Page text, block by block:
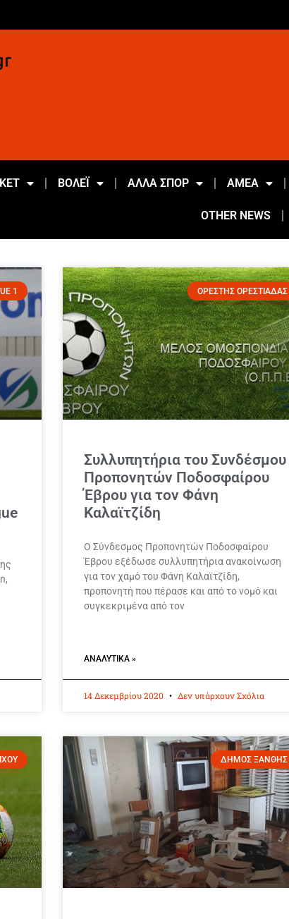
ΒΟΛΕΪ ΑΛΛΑ ΣΠΟΡ ΑΜΕΑ
OTHER NEWS
1 ΟΡΕΣΤΗΣ ΟΡΕΣΤΙΑΔΑΣ
Συλλυπητήρια του Συνδέσμου
Προπονητών Ποδοσφαίρου
Έβρου για τον Φάνη
Καλαϊτζίδη
Ο Σύνδεσμος Προπονητών Ποδοσφαίρου
Έβρου εξέδωσε συλλυπητήρια ανακοίνωση
για τον χαμό του Φάνη Καλαϊτζίδη,
προπονητή που πέρασε και από το νομό και
συγκεκριμένα από τον
ΑΝΑΛΥΤΙΚΆ »
14 Δεκεμβρίου 2020 Δεν υπάρχουν Σχόλια
ΔΗΜΟΣ ΞΑΝΘΗΣ